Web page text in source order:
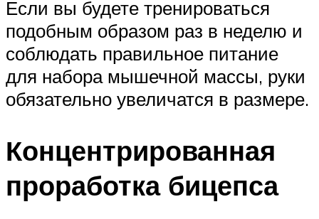
Если вы будете тренироваться
подобным образом раз в неделю и
соблюдать правильное питание
для набора мышечной массы, руки
обязательно увеличатся в размере.
Концентрированная
проработка бицепса